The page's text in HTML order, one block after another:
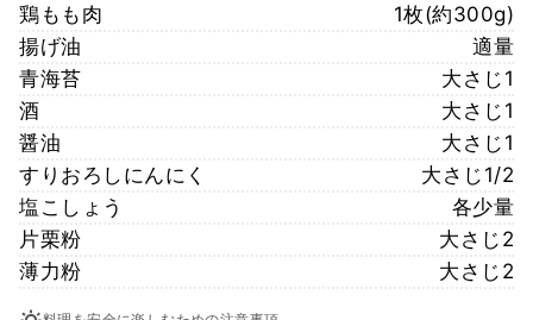
鶏もも肉
1枚(約300g)
揚げ油
適量
青海苔
大さじ1
酒
大さじ1
醤油
大さじ1
すりおろしにんにく
大さじ1/2
塩こしょう
各少量
片栗粉
大さじ2
薄力粉
大さじ2